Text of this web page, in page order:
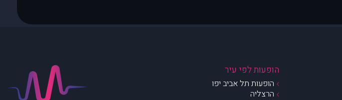
הופעות לפי עיר
הופעות תל אביב יפו
הרצליה